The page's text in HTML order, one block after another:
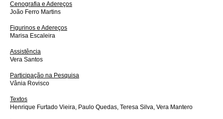
Cenografia e Adereços
João Ferro Martins
Figurinos e Adereços
Marisa Escaleira
Assistência
Vera Santos
Participação na Pesquisa
Vânia Rovisco
Textos
Henrique Furtado Vieira, Paulo Quedas, Teresa Silva, Vera Mantero